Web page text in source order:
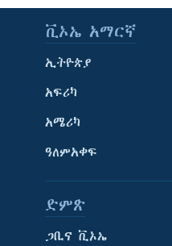
ቪኦኤ አማርኛ
ኢትዮጵያ
አፍሪካ
አሜሪካ
ዓለምአቀፍ
ድምጽ
ጋቢና ቪኦኤ